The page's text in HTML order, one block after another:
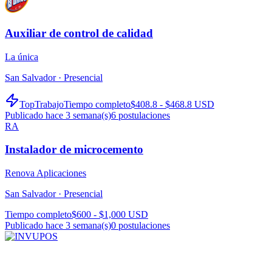
Auxiliar de control de calidad
La única
San Salvador · Presencial
TopTrabajoTiempo completo$408.8 - $468.8 USD
Publicado hace 3 semana(s)6 postulaciones
RA
Instalador de microcemento
Renova Aplicaciones
San Salvador · Presencial
Tiempo completo$600 - $1,000 USD
Publicado hace 3 semana(s)0 postulaciones